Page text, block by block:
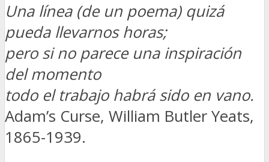
Una línea (de un poema) quizá
pueda llevarnos horas;
pero si no parece una inspiración
del momento
todo el trabajo habrá sido en vano.
Adam’s Curse, William Butler Yeats,
1865-1939.